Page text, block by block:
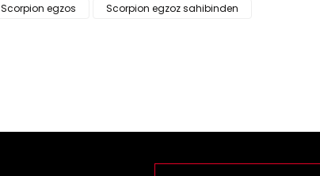
Scorpion egzos Scorpion egzoz sahibinden